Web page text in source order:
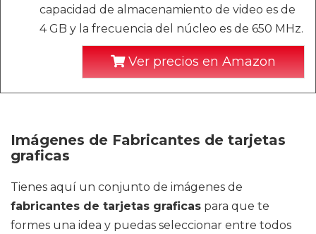
capacidad de almacenamiento de video es de
4 GB y la frecuencia del núcleo es de 650 MHz.
Ver precios en Amazon
Imágenes de Fabricantes de tarjetas
graficas
Tienes aquí un conjunto de imágenes de
fabricantes de tarjetas graficas para que te
formes una idea y puedas seleccionar entre todos